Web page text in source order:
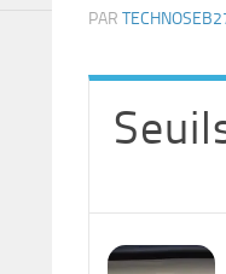
PAR